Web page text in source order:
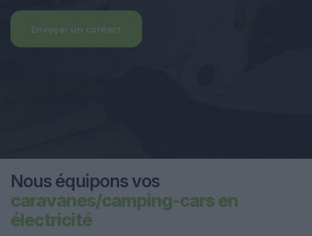
Envoyer un contact
Nous équipons vos
caravanes/camping-cars en
électricité